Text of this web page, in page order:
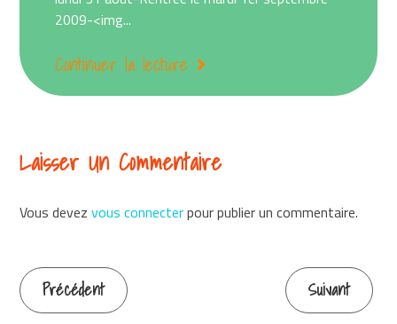
2009-<img...
Continuer la lecture
Laisser Un Commentaire
Vous devezvous connecterpour publier un commentaire.
Précédent Suivant